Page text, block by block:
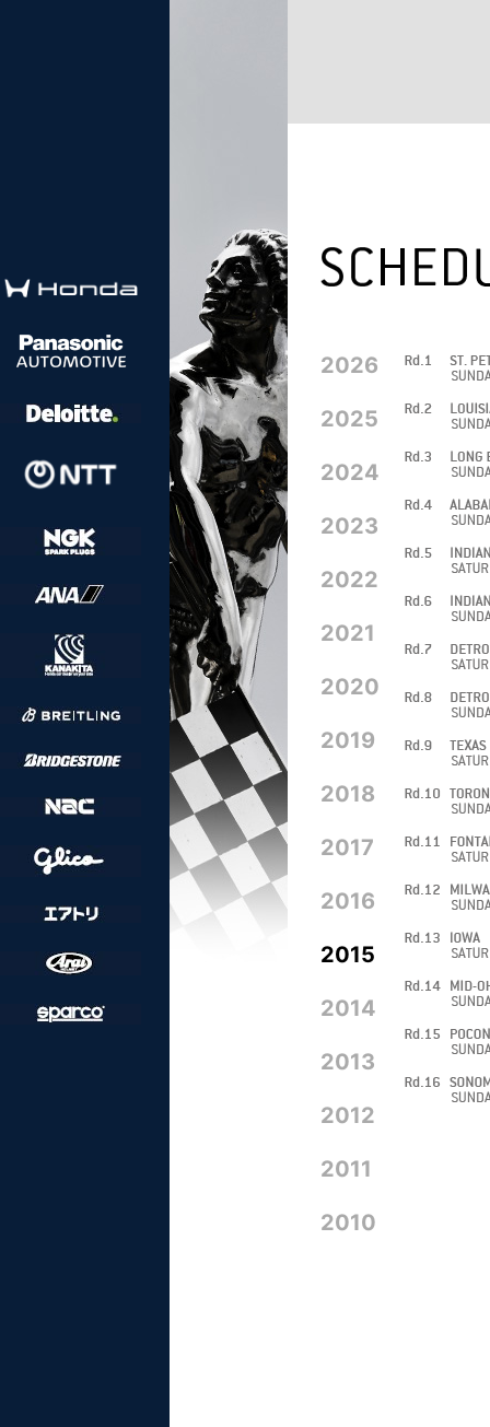
2026
2025
2024
2023
2022
2021
2020
2019
2018
2017
2016
2015
2014
2013
2012
2011
2010